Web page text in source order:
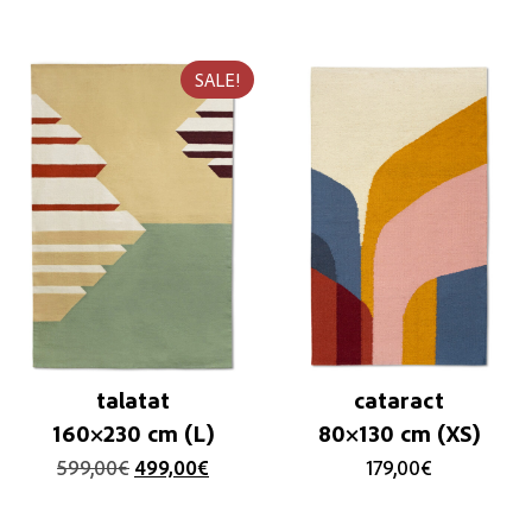
SALE!
talatat
160×230 cm (L)
599,00€ 499,00€
cataract
80×130 cm (XS)
179,00€